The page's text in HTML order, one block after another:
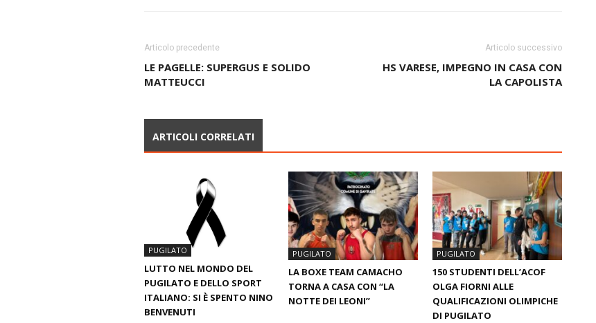
Articolo precedente
LE PAGELLE: SUPERGUS E SOLIDO
MATTEUCCI
Articolo successivo
HS VARESE, IMPEGNO IN CASA CON
LA CAPOLISTA
ARTICOLI CORRELATI
PUGILATO
LUTTO NEL MONDO DEL
PUGILATO E DELLO SPORT
ITALIANO: SI È SPENTO NINO
BENVENUTI
PUGILATO
LA BOXE TEAM CAMACHO
TORNA A CASA CON “LA
NOTTE DEI LEONI”
PUGILATO
150 STUDENTI DELL’ACOF
OLGA FIORNI ALLE
QUALIFICAZIONI OLIMPICHE
DI PUGILATO